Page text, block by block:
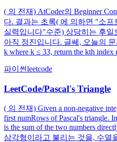
( 의 전재) AtCoder의 Beginner
다. 결과는 초록( 에 의하면 "소
실력입니다"수준) 상당히는 후일
아직 정진입니다. 글쎄, 오늘의 문
k where k ≤ 33, return the kth index
파이썬leetcode
LeetCode/Pascal's Triangle
( 의 전재) Given a non-negative
first numRows of Pascal's triangle.
is the sum of the two numbers
삼각형이라고 불리는 것을, 수열